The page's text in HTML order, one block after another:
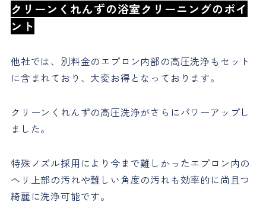
クリーンくれんずの浴室クリーニングのポイ
ント
他社では、別料金のエプロン内部の高圧洗浄もセット
に含まれており、大変お得となっております。
クリーンくれんずの高圧洗浄がさらにパワーアップし
ました。
特殊ノズル採用により今まで難しかったエプロン内の
ヘリ上部の汚れや難しい角度の汚れも効率的に尚且つ
綺麗に洗浄可能です。